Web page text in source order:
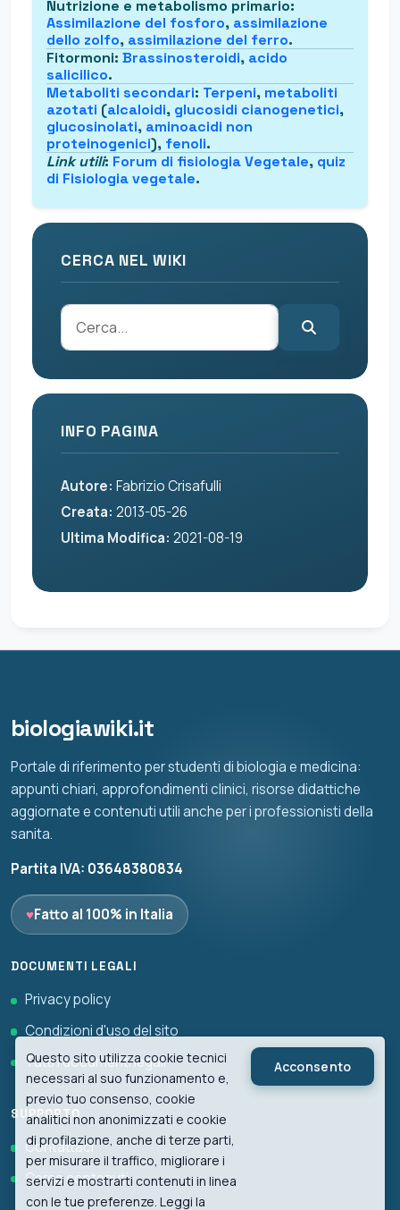
Nutrizione e metabolismo primario:
Assimilazione del fosforo, assimilazione
dello zolfo, assimilazione del ferro.
Fitormoni: Brassinosteroidi, acido
salicilico.
Metaboliti secondari: Terpeni, metaboliti
azotati (alcaloidi, glucosidi cianogenetici,
glucosinolati, aminoacidi non
proteinogenici), fenoli.
Link utili: Forum di fisiologia Vegetale, quiz
di Fisiologia vegetale.
CERCA NEL WIKI
INFO PAGINA
Autore: Fabrizio Crisafulli
Creata: 2013-05-26
Ultima Modifica: 2021-08-19
biologiawiki.it
Portale di riferimento per studenti di biologia e medicina:
appunti chiari, approfondimenti clinici, risorse didattiche
aggiornate e contenuti utili anche per i professionisti della
sanita.
Partita IVA: 03648380834
♥Fatto al 100% in Italia
DOCUMENTI LEGALI
Privacy policy
Condizioni d'uso del sito
Tutti i documenti legali
SUPPORTO
Contattaci
Cerca contenuti
Questo sito utilizza cookie tecnici
necessari al suo funzionamento e,
previo tuo consenso, cookie
analitici non anonimizzati e cookie
di profilazione, anche di terze parti,
per misurare il traffico, migliorare i
servizi e mostrarti contenuti in linea
con le tue preferenze. Leggi la
Acconsento